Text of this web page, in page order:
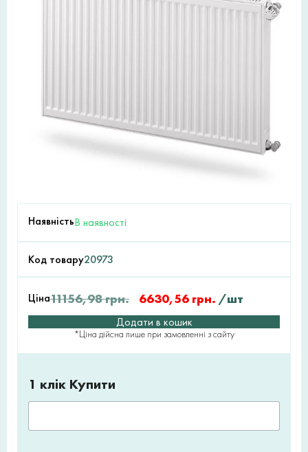
НаявністьВ наявності
Код товару20973
Ціна11156,98грн. 6630,56 грн. /шт
Додати в кошик
*Ціна дійсна лише при замовленні з сайту
1 клік Купити